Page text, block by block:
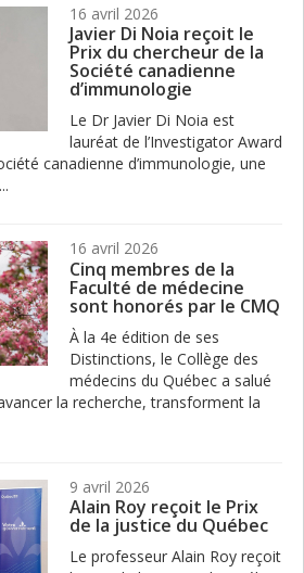
16 avril 2026
Javier Di Noia reçoit le
Prix du chercheur de la
Société canadienne
d’immunologie
Le Dr Javier Di Noia est
lauréat de l’Investigator Award
canadienne d’immunologie, une
16 avril 2026
Cinq membres de la
Faculté de médecine
sont honorés par le CMQ
À la 4e édition de ses
Distinctions, le Collège des
médecins du Québec a salué
la recherche, transforment la
9 avril 2026
Alain Roy reçoit le Prix
de la justice du Québec
Le professeur Alain Roy reçoit